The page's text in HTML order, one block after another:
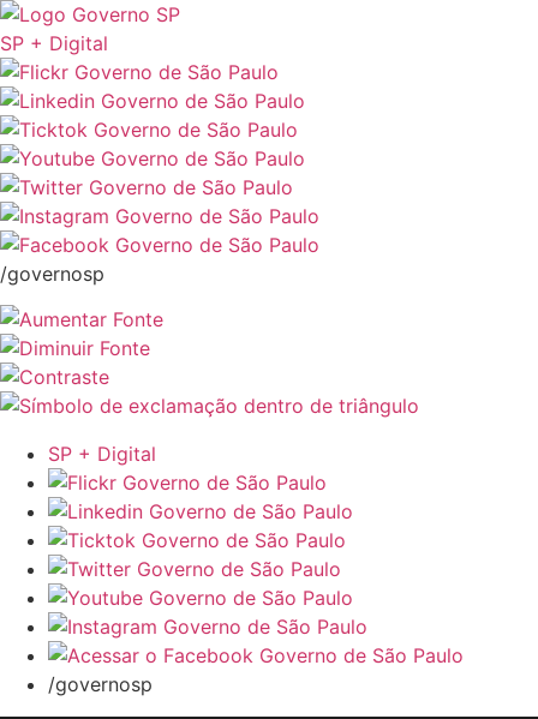
SP + Digital
/governosp
SP + Digital
/governosp